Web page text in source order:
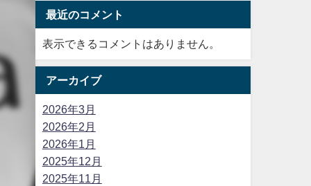
最近のコメント
表示できるコメントはありません。
アーカイブ
2026年3月
2026年2月
2026年1月
2025年12月
2025年11月